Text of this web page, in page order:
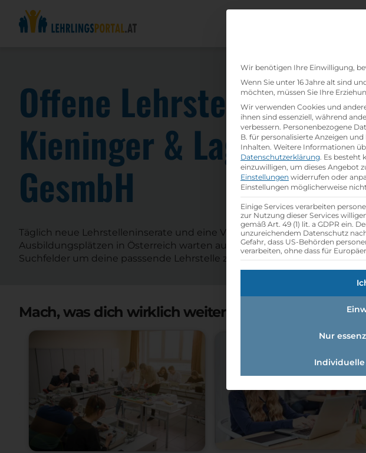
Offene Lehrstellen von
Kieninger & Lagler
GesmbH
Täglich neue Lehrstelleninserate und eine Vielzahl an verfügbaren
Ausbildungsplätzen in Österreich warten auf dich! Nutze unsere Filter
Suchfelder um deine passsende Lehrstelle zu finden. Viel Erfolg!
Mach, was dich wirklich weiterbringt
Wir benötigen Ihre Einwilligung,
Wenn Sie unter 16 Jahre alt sind
möchten, müssen Sie Ihre
Wir verwenden Cookies und
ihnen sind essenziell, während
verbessern. Personenbezogene
B. für personalisierte Anzeigen
Inhalten. Weitere Informationen
Datenschutzerklärung. Es besteht
einzuwilligen, um dieses Angebot
Einstellungen widerrufen oder
Einstellungen möglicherweise
Einige Services verarbeiten
zur Nutzung dieser Services
gemäß Art. 49 (1) lit. a GDPR ein.
unzureichendem Datenschutz
Gefahr, dass US-Behörden
verarbeiten, ohne dass für
Nur